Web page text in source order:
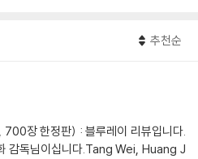
추천순
장 한정판) : 블루레이 리뷰입니다.
감독님이십니다.Tang Wei, Huang J